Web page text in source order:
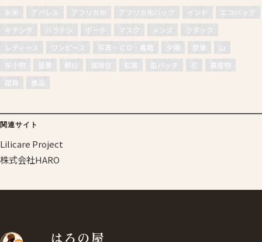
お米 アパレル アフリカ布 アフリカ布バッグ インド
エコバッグ
キテンゲ
バラナシ ポーチ マスク メンズ
ラダック
レディース
ワンピース 写真・ＣＤ・書籍 夕陽 夜景
山
布小物
星景 朝日 珈琲豆 紅葉 缶バッチ 花
農産物
雑貨
食品
関連サイト
Lilicare Project
株式会社HARO
はろの屋